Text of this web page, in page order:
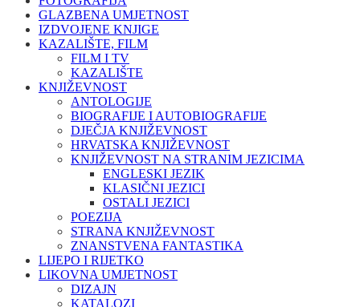
GLAZBENA UMJETNOST
IZDVOJENE KNJIGE
KAZALIŠTE, FILM
FILM I TV
KAZALIŠTE
KNJIŽEVNOST
ANTOLOGIJE
BIOGRAFIJE I AUTOBIOGRAFIJE
DJEČJA KNJIŽEVNOST
HRVATSKA KNJIŽEVNOST
KNJIŽEVNOST NA STRANIM JEZICIMA
ENGLESKI JEZIK
KLASIČNI JEZICI
OSTALI JEZICI
POEZIJA
STRANA KNJIŽEVNOST
ZNANSTVENA FANTASTIKA
LIJEPO I RIJETKO
LIKOVNA UMJETNOST
DIZAJN
KATALOZI